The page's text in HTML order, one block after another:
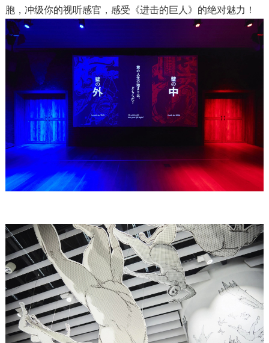
胞，冲级你的视听感官，感受《进击的巨人》的绝对魅力！